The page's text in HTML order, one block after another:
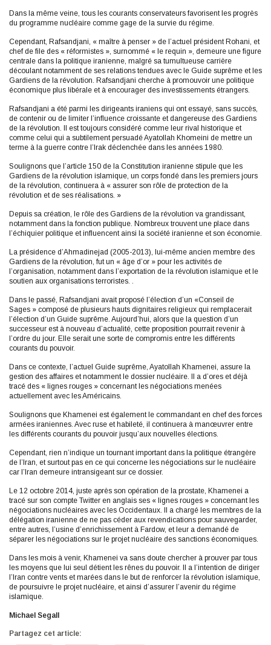
Dans la même veine, tous les courants conservateurs favorisent les progrès
du programme nucléaire comme gage de la survie du régime.
Cependant, Rafsandjani, « maître à penser » de l’actuel président Rohani, et
chef de file des « réformistes », surnommé « le requin », demeure une figure
centrale dans la politique iranienne, malgré sa tumultueuse carrière
découlant notamment de ses relations tendues avec le Guide suprême et les
Gardiens de la révolution. Rafsandjani cherche à promouvoir une politique
économique plus libérale et à encourager des investissements étrangers.
Rafsandjani a été parmi les dirigeants iraniens qui ont essayé, sans succès,
de contenir ou de limiter l’influence croissante et dangereuse des Gardiens
de la révolution. Il est toujours considéré comme leur rival historique et
comme celui qui a subtilement persuadé Ayatollah Khomeini de mettre un
terme à la guerre contre l’Irak déclenchée dans les années 1980.
Soulignons que l’article 150 de la Constitution iranienne stipule que les
Gardiens de la révolution islamique, un corps fondé dans les premiers jours
de la révolution, continuera à « assurer son rôle de protection de la
révolution et de ses réalisations. »
Depuis sa création, le rôle des Gardiens de la révolution va grandissant,
notamment dans la fonction publique. Nombreux trouvent une place dans
l’échiquier politique et influencent ainsi la société iranienne et son économie.
La présidence d’Ahmadinejad (2005-2013), lui-même ancien membre des
Gardiens de la révolution, fut un « âge d’or » pour les activités de
l’organisation, notamment dans l’exportation de la révolution islamique et le
soutien aux organisations terroristes. .
Dans le passé, Rafsandjani avait proposé l’élection d’un «Conseil de
Sages » composé de plusieurs hauts dignitaires religieux qui remplacerait
l’élection d’un Guide suprême. Aujourd’hui, alors que la question d’un
successeur est à nouveau d’actualité, cette proposition pourrait revenir à
l’ordre du jour. Elle serait une sorte de compromis entre les différents
courants du pouvoir.
Dans ce contexte, l’actuel Guide suprême, Ayatollah Khamenei, assure la
gestion des affaires et notamment le dossier nucléaire. Il a d’ores et déjà
tracé des « lignes rouges » concernant les négociations menées
actuellement avec les Américains.
Soulignons que Khamenei est également le commandant en chef des forces
armées iraniennes. Avec ruse et habileté, il continuera à manœuvrer entre
les différents courants du pouvoir jusqu’aux nouvelles élections.
Cependant, rien n’indique un tournant important dans la politique étrangère
de l’Iran, et surtout pas en ce qui concerne les négociations sur le nucléaire
car l’Iran demeure intransigeant sur ce dossier.
Le 12 octobre 2014, juste après son opération de la prostate, Khamenei a
tracé sur son compte Twitter en anglais ses « lignes rouges » concernant les
négociations nucléaires avec les Occidentaux. Il a chargé les membres de la
délégation iranienne de ne pas céder aux revendications pour sauvegarder,
entre autres, l’usine d’enrichissement à Fardow, et leur a demandé de
séparer les négociations sur le projet nucléaire des sanctions économiques.
Dans les mois à venir, Khamenei va sans doute chercher à prouver par tous
les moyens que lui seul détient les rênes du pouvoir. Il a l’intention de diriger
l’Iran contre vents et marées dans le but de renforcer la révolution islamique,
de poursuivre le projet nucléaire, et ainsi d’assurer l’avenir du régime
islamique.
Michael Segall
Partagez cet article: